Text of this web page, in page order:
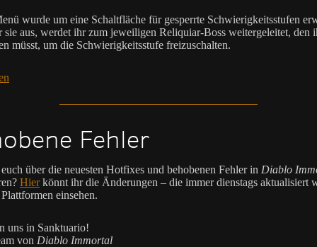
wurde um eine Schaltfläche für gesperrte Schwierigkeitsstufen
sie aus, werdet ihr zum jeweiligen Reliquiar-Boss weitergeleitet, den
müsst, um die Schwierigkeitsstufe freizuschalten.
Fehler
über die neuesten Hotfixes und behobenen Fehler in Diablo
Hierkönnt ihr die Änderungen – die immer dienstags aktualisiert
einsehen.
uns in Sanktuario!
von Diablo Immortal